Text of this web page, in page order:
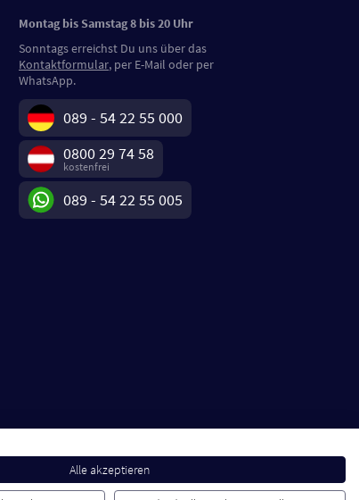
Montag bis Samstag 8 bis 20 Uhr
Sonntags erreichst Du uns über das
Kontaktformular, per E-Mail oder per
WhatsApp.
089 - 54 22 55 000
0800 29 74 58
kostenfrei
089 - 54 22 55 005
Alle akzeptieren